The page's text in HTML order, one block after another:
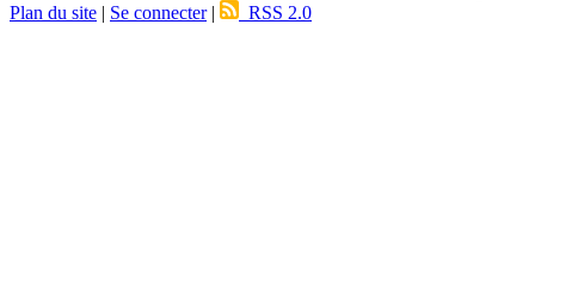
Plan du site | Se connecter| RSS 2.0